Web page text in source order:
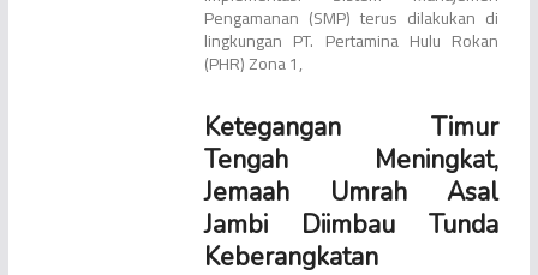
Pengamanan (SMP) terus dilakukan di
lingkungan PT. Pertamina Hulu Rokan
(PHR) Zona 1,
Ketegangan Timur
Tengah Meningkat,
Jemaah Umrah Asal
Jambi Diimbau Tunda
Keberangkatan